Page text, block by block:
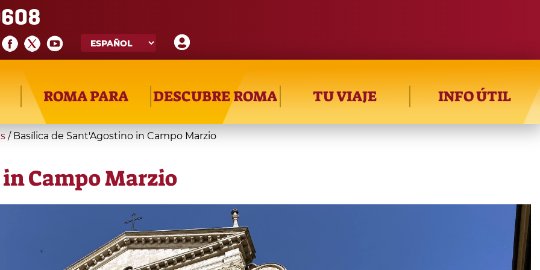
ROMA PARA DESCUBRE ROMA TU VIAJE INFO ÚTIL
/ Basílica de Sant'Agostino in Campo Marzio
Campo Marzio